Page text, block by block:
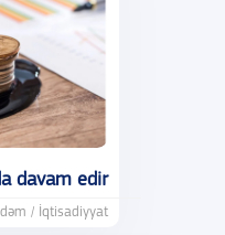
davam edir
/ İqtisadiyyat